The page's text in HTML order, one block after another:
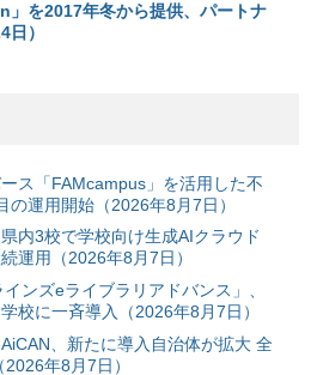
」を2017年冬から提供、パートナ
）
ス「FAMcampus」を活用した不
運用開始（2026年8月7日）
内3校で学校向け生成AIクラウド
運用（2026年8月7日）
ンズeライブラリアドバンス」、
校に一斉導入（2026年8月7日）
、新たに導入自治体が拡大 全
年8月7日）